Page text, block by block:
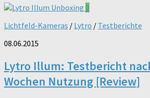
0
Lichtfeld-Kameras / Lytro / Testberichte
08.06.2015
Lytro Illum: Testbericht
Wochen Nutzung [Review]